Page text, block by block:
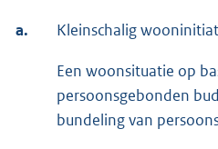
a. Kleinschalig
Een woonsituatie op
persoonsgebonden
bundeling van